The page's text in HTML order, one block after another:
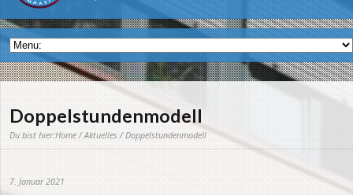
Doppelstundenmodell
Du bist hier:Home/Aktuelles/ Doppelstundenmodell
7. Januar 2021